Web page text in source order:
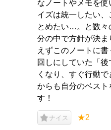
なノートやメモを
イズは統一したい、
とめたい…。と数々
分の中で方針が決
えずこのノートに
回しにしていた「
くなり、すぐ行動
からも自分のベスト
す！
ナイス ★2